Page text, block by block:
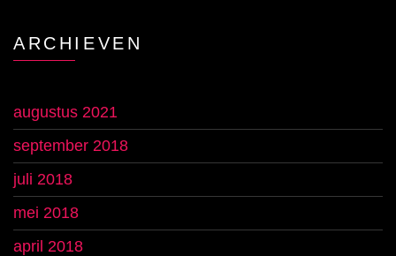
ARCHIEVEN
augustus 2021
september 2018
juli 2018
mei 2018
april 2018